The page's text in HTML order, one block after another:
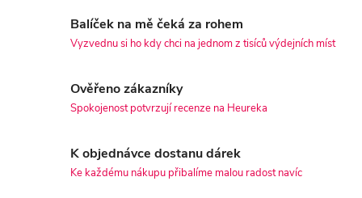
Balíček na mě čeká za rohem
Vyzvednu si ho kdy chci na jednom z tisíců výdejních míst
Ověřeno zákazníky
Spokojenost potvrzují recenze na Heureka
K objednávce dostanu dárek
Ke každému nákupu přibalíme malou radost navíc